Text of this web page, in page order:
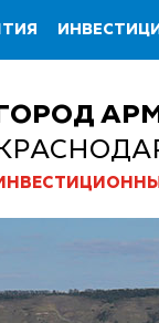
ГОРОД